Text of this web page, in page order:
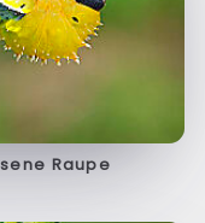
Raupe